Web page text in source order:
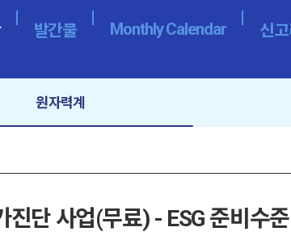
발간물 Monthly Calendar 신
원자력계
진단 사업(무료) - ESG 준비수